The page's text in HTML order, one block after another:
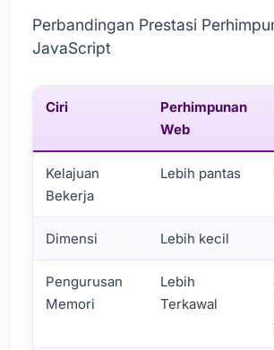
Perbandingan Prestasi
JavaScript
Ciri
Perhimpunan
Web
Kelajuan
Bekerja
Lebih pantas
Dimensi Lebih kecil
Pengurusan
Memori
Lebih
Terkawal